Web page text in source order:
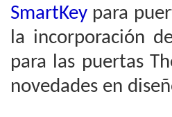
SmartKey para
la incorporación
para las puertas
novedades en